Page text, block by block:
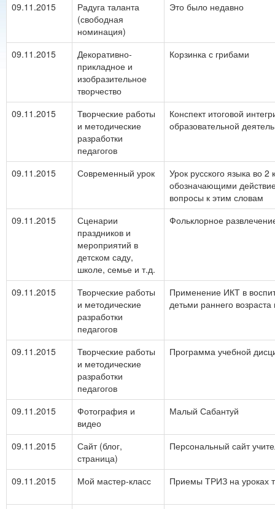
09.11.2015
Радуга таланта
(свободная
номинация)
Это было недавно
09.11.2015
Декоративно-
прикладное и
изобразительное
творчество
Корзинка с грибами
09.11.2015
Творческие работы
и методические
разработки
педагогов
Конспект итоговой
образовательной
09.11.2015 Современный урок
Урок русского языка во
обозначающими
вопросы к этим словам
09.11.2015
Сценарии
праздников и
мероприятий в
детском саду,
школе, семье и т.д.
Фольклорное
09.11.2015
Творческие работы
и методические
разработки
педагогов
Применение ИКТ в
детьми раннего
09.11.2015
Творческие работы
и методические
разработки
педагогов
Программа учебной
09.11.2015
Фотография и
видео
Малый Сабантуй
09.11.2015
Сайт (блог,
страница)
Персональный сайт
09.11.2015 Мой мастер-класс Приемы ТРИЗ на уроках